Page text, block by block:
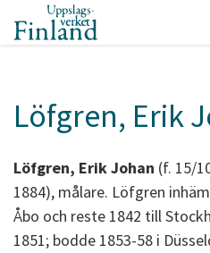
Löfgren, Erik
Löfgren, Erik Johan (f. 15/
1884), målare. Löfgren
Åbo och reste 1842 till
1851; bodde 1853-58 i